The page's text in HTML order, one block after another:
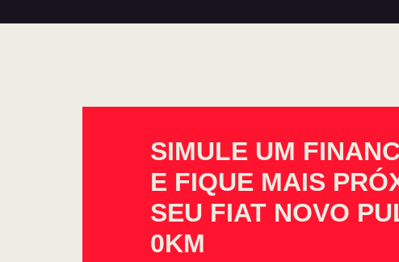
SIMULE UM
E FIQUE MAIS
SEU FIAT NOVO
0KM